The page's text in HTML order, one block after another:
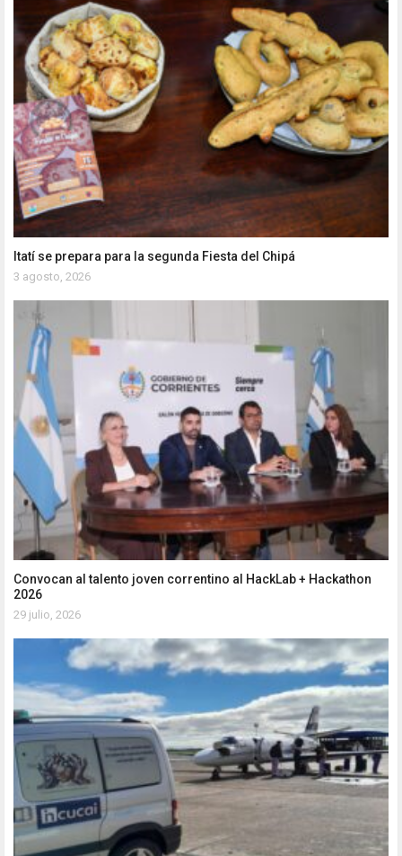
Itatí se prepara para la segunda Fiesta del Chipá
3 agosto, 2026
Convocan al talento joven correntino al HackLab + Hackathon
2026
29 julio, 2026